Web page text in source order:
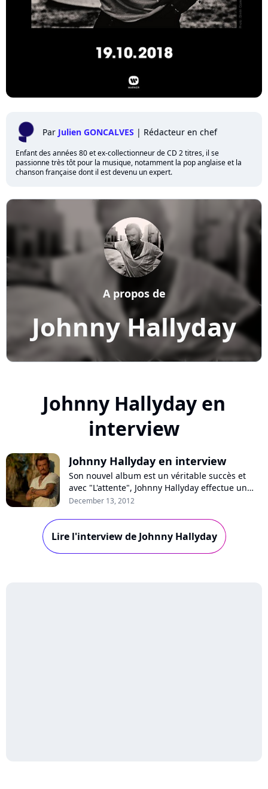
Par Julien GONCALVES | Rédacteur en chef
Enfant des années 80 et ex-collectionneur de CD 2 titres, il se
passionne très tôt pour la musique, notamment la pop anglaise et la
chanson française dont il est devenu un expert.
Johnny Hallyday
A propos de
Johnny Hallyday en
interview
Johnny Hallyday en interview
Son nouvel album est un véritable succès et
avec "L'attente", Johnny Hallyday effectue un
retour aux sources plébiscité par le public mais
travaillé avec Miossec, a retrouvé l'envie d'écrire
avec John Mamann et partagé un titre avec
December 13, 2012
Lire l'interview de Johnny Hallyday